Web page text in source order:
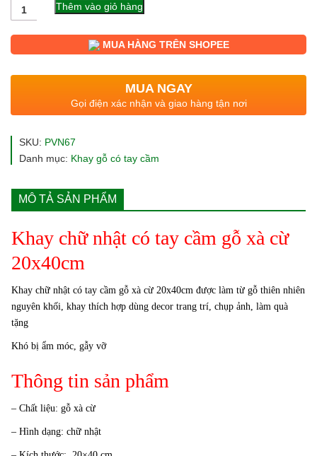
lượng
Thêm vào giỏ hàng
MUA HÀNG TRÊN SHOPEE
MUA NGAY
Gọi điện xác nhận và giao hàng tận nơi
SKU: PVN67
Danh mục: Khay gỗ có tay cầm
MÔ TẢ SẢN PHẨM
Khay chữ nhật có tay cầm gỗ xà cừ
20x40cm
Khay chữ nhật có tay cầm gỗ xà cừ 20x40cm được làm từ gỗ thiên nhiên
nguyên khối, khay thích hợp dùng decor trang trí, chụp ảnh, làm quà
tặng
Khó bị ẩm móc, gẫy vỡ
Thông tin sản phẩm
– Chất liệu: gỗ xà cừ
– Hình dạng: chữ nhật